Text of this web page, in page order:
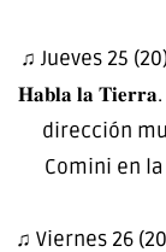
♫ Jueves 25
𝐇𝐚𝐛𝐥𝐚 𝐥𝐚
dirección
Comini en
♫ Viernes 26